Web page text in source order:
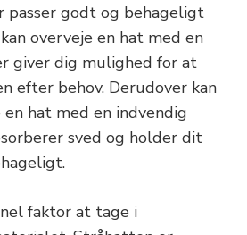
passer godt og behageligt
overveje en hat med en
giver dig mulighed for at
efter behov. Derudover kan
hat med en indvendig
sved og holder dit
faktor at tage i